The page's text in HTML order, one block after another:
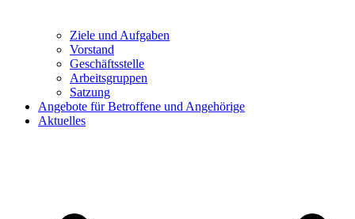
Ziele und Aufgaben
Vorstand
Geschäftsstelle
Arbeitsgruppen
Satzung
Angebote für Betroffene und Angehörige
Aktuelles